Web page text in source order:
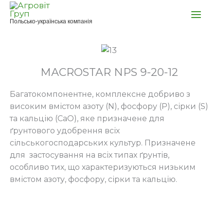
Перейти
доПольсько-українська компанія
МАCROSTAR NPS 9-20-12
Багатокомпонентне, комплексне добриво з
високим вмістом азоту (N), фосфору (Р), сірки (S)
та кальцію (СаО), яке призначене для
ґрунтового удобрення всіх
сільськогосподарських культур. Призначене
для застосування на всіх типах ґрунтів,
особливо тих, що характеризуються низьким
вмістом азоту, фосфору, сірки та кальцію.